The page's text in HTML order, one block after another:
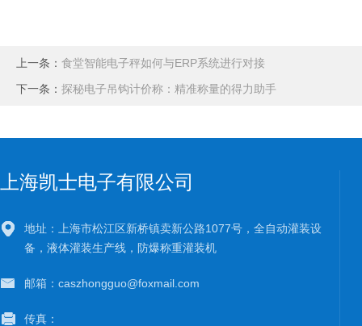
上一条： 食堂智能电子秤如何与ERP系统进行对接
下一条： 探秘电子吊钩计价称：精准称量的得力助手
上海凯士电子有限公司
地址：上海市松江区新桥镇卖新公路1077号，全自动灌装设
备，液体灌装生产线，防爆称重灌装机
邮箱：caszhongguo@foxmail.com
传真：